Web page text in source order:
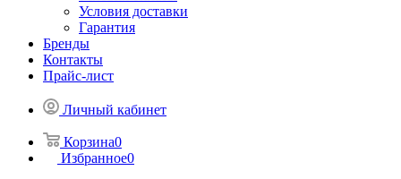
Условия доставки
Гарантия
Бренды
Контакты
Прайс-лист
Личный кабинет
Корзина0
Избранное0